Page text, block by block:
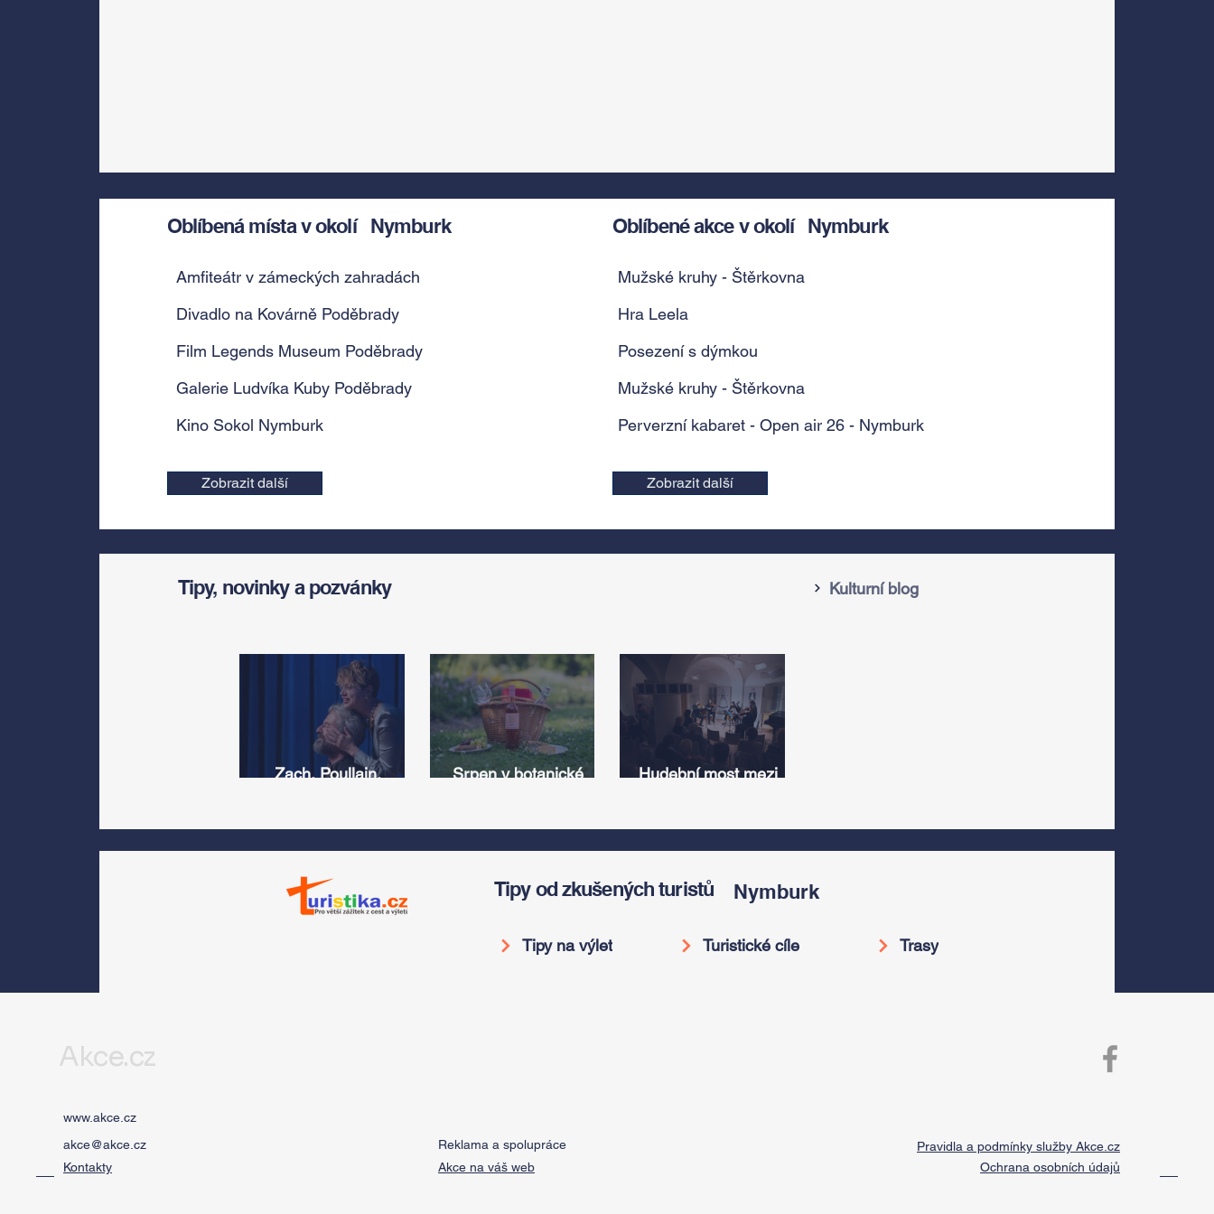
Oblíbená místa v okolí Nymburk
Amfiteátr v zámeckých zahradách
Divadlo na Kovárně Poděbrady
Film Legends Museum Poděbrady
Galerie Ludvíka Kuby Poděbrady
Kino Sokol Nymburk
Zobrazit další
Oblíbené akce v okolí Nymburk
Mužské kruhy - Štěrkovna
Hra Leela
Posezení s dýmkou
Mužské kruhy - Štěrkovna
Perverzní kabaret - Open air 26 - Nymburk
Zobrazit další
Tipy, novinky a pozvánky Kulturní blog
Zach, Poullain,
srpnu představí s
Divadlem Bez zábradlí
Voděrádky u Říčan
Srpen v botanické
světa a vinařské
oslavy
Hudební most mezi
Antonína Dvořáka
ožije v jeho rodném
Tipy od zkušených turistů Nymburk
Tipy na výlet Turistické cíle Trasy
Akce.cz
www.akce.cz
akce@akce.cz
Kontakty
Reklama a spolupráce
Akce na váš web
Pravidla a podmínky služby Akce.cz
Ochrana osobních údajů